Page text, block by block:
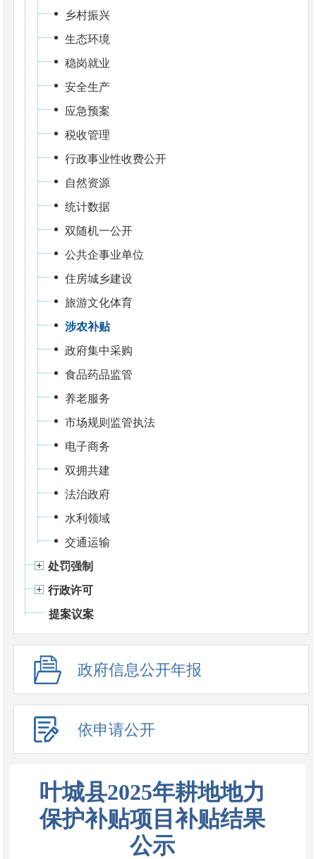
乡村振兴
生态环境
稳岗就业
安全生产
应急预案
税收管理
行政事业性收费公开
自然资源
统计数据
双随机一公开
公共企事业单位
住房城乡建设
旅游文化体育
涉农补贴
政府集中采购
食品药品监管
养老服务
市场规则监管执法
电子商务
双拥共建
法治政府
水利领域
交通运输
处罚强制
行政许可
提案议案
政府信息公开年报
依申请公开
叶城县2025年耕地地力
保护补贴项目补贴结果
公示